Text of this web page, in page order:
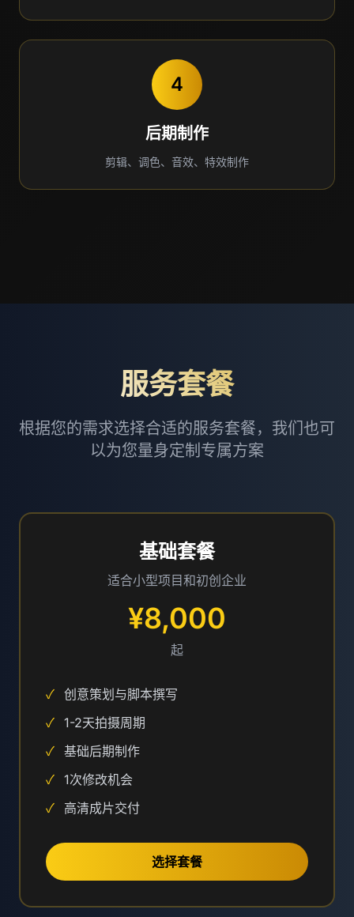
4
后期制作
剪辑、调色、音效、特效制作
服务套餐
根据您的需求选择合适的服务套餐，我们也可
以为您量身定制专属方案
基础套餐
适合小型项目和初创企业
¥8,000
起
✓ 创意策划与脚本撰写
✓ 1-2天拍摄周期
✓ 基础后期制作
✓ 1次修改机会
✓
高清成片交付
选择套餐